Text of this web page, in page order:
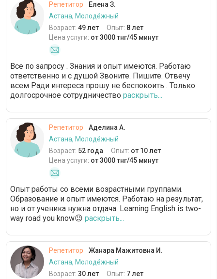
Репетитор
Елена З.
Астана, Молодёжный
Возраст: 49 лет Опыт: 8 лет
Цена услуги: от 3000 тнг/45 минут
Все по запросу . Знания и опыт имеются. Работаю
ответственно и с душой Звоните. Пишите. Отвечу
всем Ради интереса прошу не беспокоить . Только
долгосрочное сотрудничество раскрыть...
Репетитор
Аделина А.
Астана, Молодёжный
Возраст: 52 года Опыт: от 10 лет
Цена услуги: от 3000 тнг/45 минут
Опыт работы со всеми возрастными группами.
Образование и опыт имеются. Работаю на результат,
но и от ученика нужна отдача. Learning English is two-
way road you know😉 раскрыть...
Репетитор
Жанара Мажитовна И.
Астана, Молодёжный
Возраст: 30 лет Опыт: 7 лет